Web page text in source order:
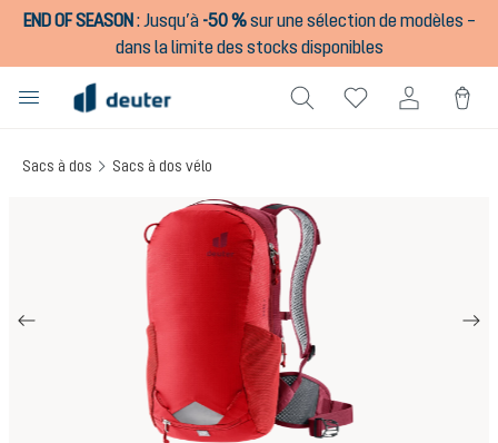
principal
END OF SEASON: Jusqu’à -50 %sur une sélection de modèles –
dans la limite des stocks disponibles
Sacs à dos Sacs à dos vélo
Ignorer la galerie d'images